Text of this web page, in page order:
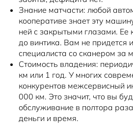
Знание матчасти: любой
кооперативе знает эту
ней с закрытыми глазами. Ее
до винтика. Вам не придется
специалиста со сканером за
Стоимость владения:
км или 1 год. У многих
конкурентов межсервисный
000 км. Это значит, что вы
обслуживание в полтора
деньги и время.